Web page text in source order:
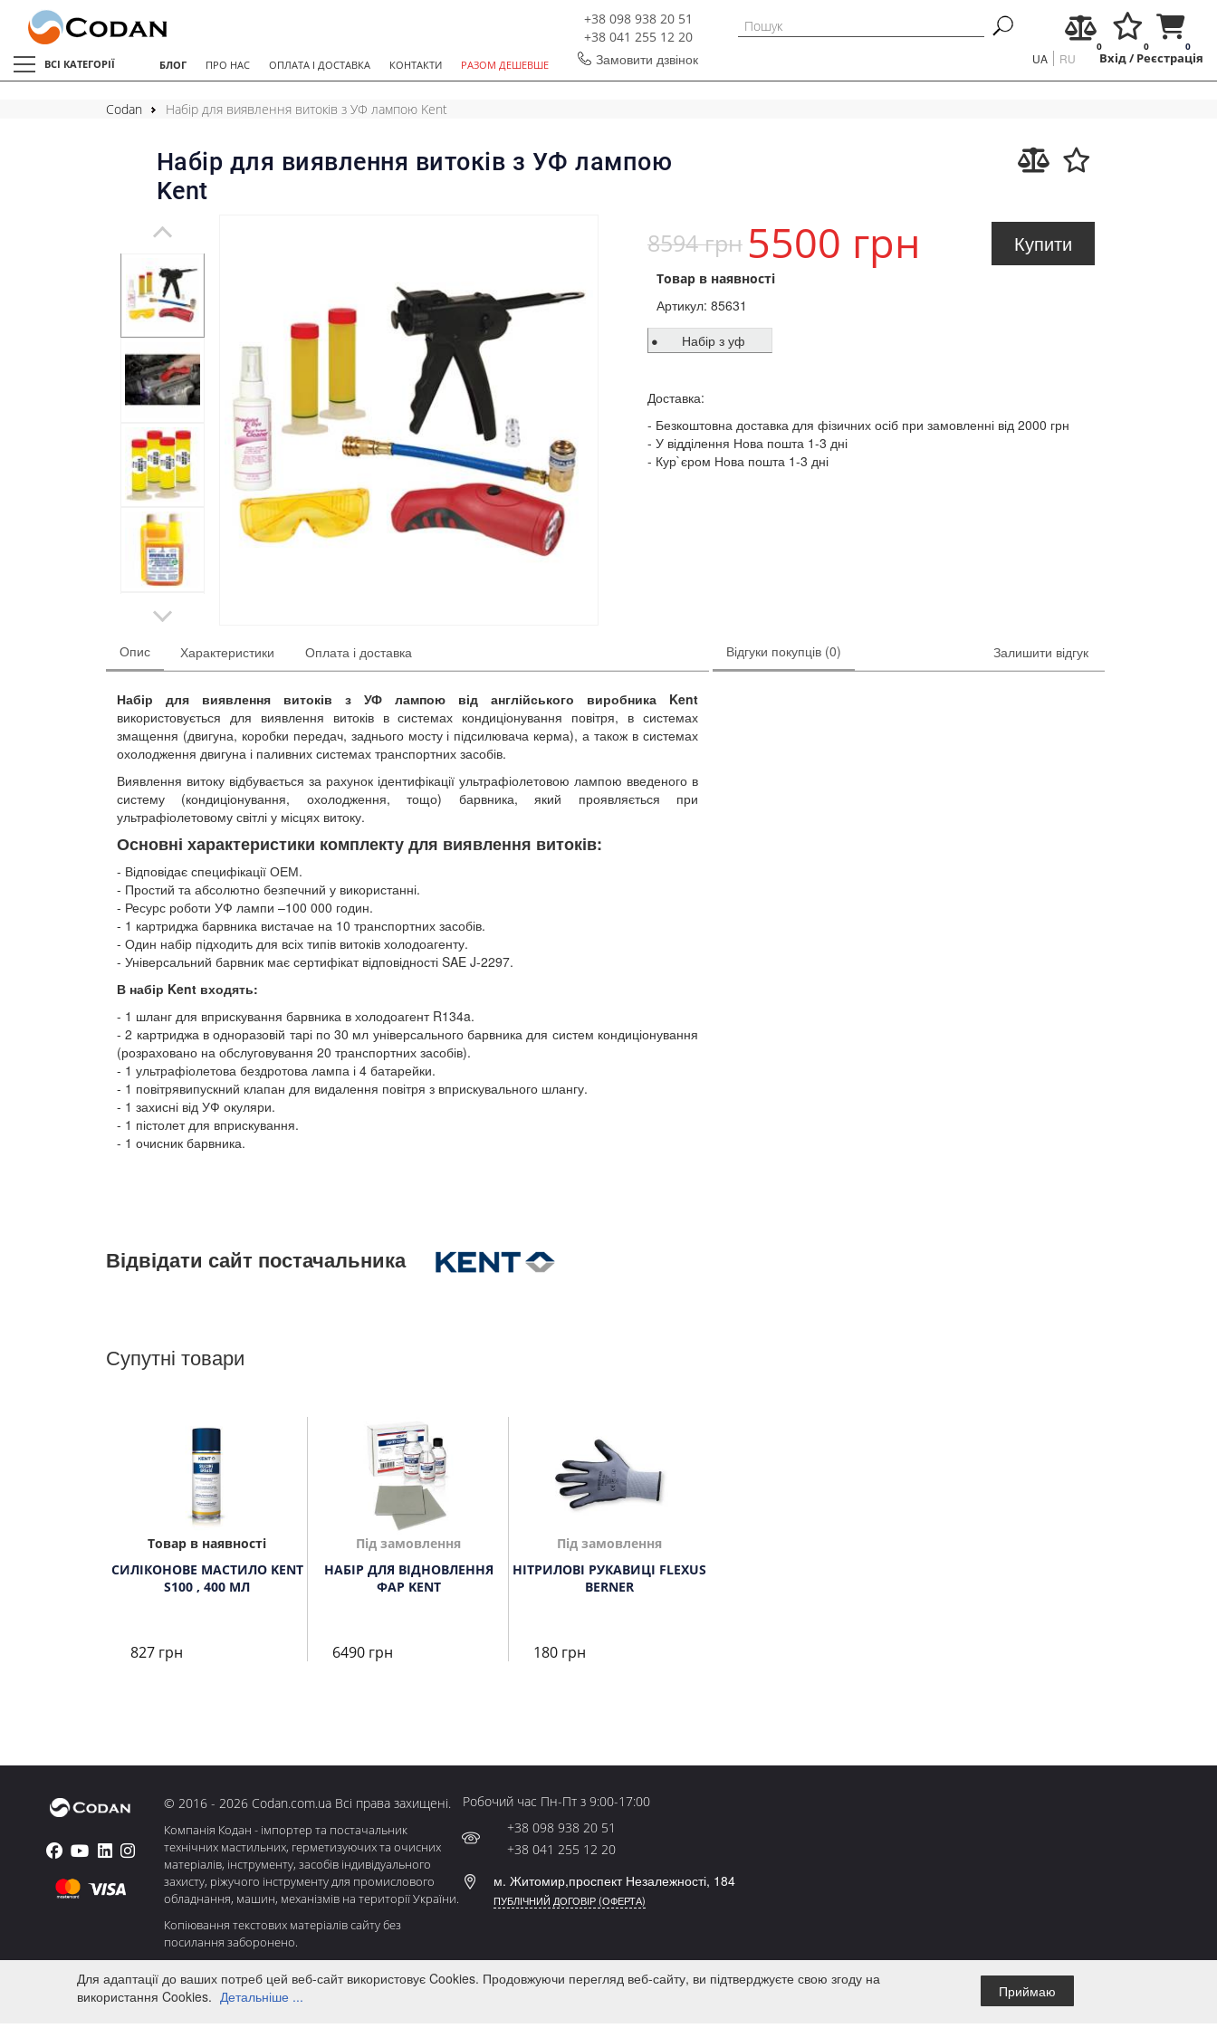
ВСІ КАТЕГОРІЇ БЛОГ ПРО НАС ОПЛАТА І ДОСТАВКА КОНТАКТИ РАЗОМ ДЕШЕВШЕ
+38 098 938 20 51
+38 041 255 12 20
Замовити дзвінок
0
0
0
Вхід/Реєстрація
UA RU
Codan Набір для виявлення витоків з УФ лампою Kent
Набір для виявлення витоків з УФ лампою
Kent
8594 грн 5500 грн Купити
Товар в наявності
Артикул: 85631
Набір з уф
Доставка:
Безкоштовна доставка для фізичних осіб при замовленні від 2000 грн
У відділення Нова пошта 1-3 дні
Кур`єром Нова пошта 1-3 дні
Опис Характеристики Оплата і доставка
Набір для виявлення витоків з УФ лампою від англійського виробника Kent
використовується для виявлення витоків в системах кондиціонування повітря, в системах
змащення (двигуна, коробки передач, заднього мосту і підсилювача керма), а також в системах
охолодження двигуна і паливних системах транспортних засобів.
Виявлення витоку відбувається за рахунок ідентифікації ультрафіолетовою лампою введеного в
систему (кондиціонування, охолодження, тощо) барвника, який проявляється при
ультрафіолетовому світлі у місцях витоку.
Основні характеристики комплекту для виявлення витоків:
Відповідає специфікації ОЕМ.
Простий та абсолютно безпечний у використанні.
Ресурс роботи УФ лампи –100 000 годин.
1 картриджа барвника вистачае на 10 транспортних засобів.
Один набір підходить для всіх типів витоків холодоагенту.
Універсальний барвник має сертифікат відповідності SAE J-2297.
В набір Kent входять:
1 шланг для вприскування барвника в холодоагент R134a.
2 картриджа в одноразовій тарі по 30 мл універсального барвника для систем кондиціонування
(розраховано на обслуговування 20 транспортних засобів).
1 ультрафіолетова бездротова лампа і 4 батарейки.
1 повітрявипускний клапан для видалення повітря з вприскувального шлангу.
1 захисні від УФ окуляри.
1 пістолет для вприскування.
1 очисник барвника.
Відгуки покупців (0) Залишити відгук
Відвідати сайт постачальника
Супутні товари
Товар в наявності
СИЛІКОНОВЕ МАСТИЛО KENT
S100 , 400 МЛ
827 грн
Під замовлення
НАБІР ДЛЯ ВІДНОВЛЕННЯ
ФАР KENT
6490 грн
Під замовлення
НІТРИЛОВІ РУКАВИЦІ FLEXUS
BERNER
180 грн
© 2016 - 2026 Codan.com.ua Всі права захищені.
Компанія Кодан - імпортер та постачальник
технічних мастильних, герметизуючих та очисних
матеріалів, інструменту, засобів індивідуального
захисту, ріжучого інструменту для промислового
обладнання, машин, механізмів на території України.
Копіювання текстових матеріалів сайту без
посилання заборонено.
Робочий час Пн-Пт з 9:00-17:00
+38 098 938 20 51
+38 041 255 12 20
м. Житомир,проспект Незалежності, 184
ПУБЛІЧНИЙ ДОГОВІР (ОФЕРТА)
ПРО НАС ОПЛАТА І ДОСТАВКА
Для адаптації до ваших потреб цей веб-сайт використовує Cookies. Продовжуючи перегляд веб-сайту, ви підтверджуєте свою згоду на
використання Cookies. Детальніше ... Приймаю